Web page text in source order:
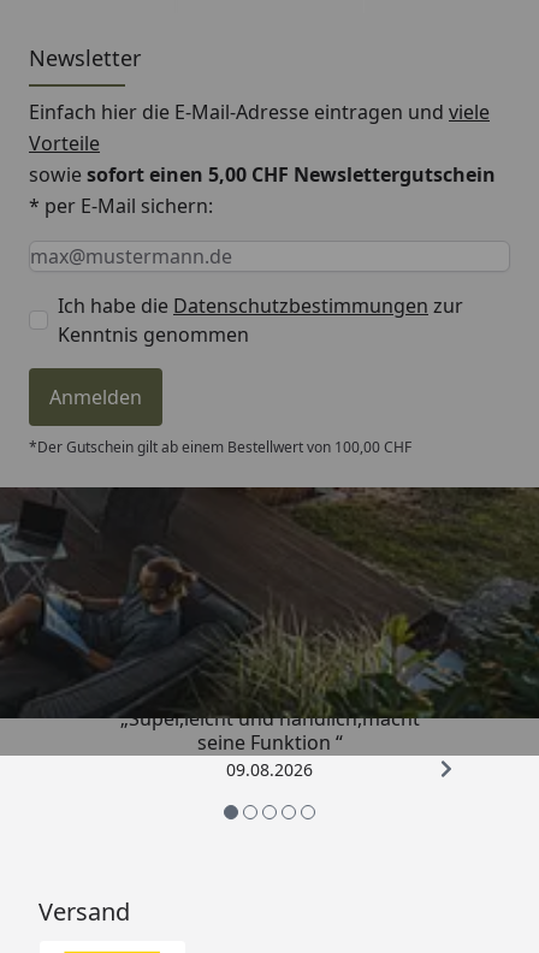
Wertsachen und Dokumente übersichtlich zu
verwahren, wird jeder Combi-Line Tresor mit einem
verstellbaren Fachboden ausgeliefert. Der Combi-Line
420 K bietet Ordnertiefe und ein Innenraumvolumen
von 27,0 Litern bei 55 Kilogramm Gewicht.
Newsletter
Einfach hier die E-Mail-Adresse eintragen und viele
Vorteile
sowiesofort einen 5,00 CHF Newslettergutschein
* per E-Mail sichern:
Keine Eingabe erforderlich
Eingabe erforderlich
E-Mail *
Ich habe die Datenschutzbestimmungen zur
Kenntnis genommen
Anmelden
*Der Gutschein gilt ab einem Bestellwert von 100,00 CHF
Trusted Shops
4,81/ 5
„Super,leicht und handlich,macht
seine Funktion “
09.08.2026
Versand